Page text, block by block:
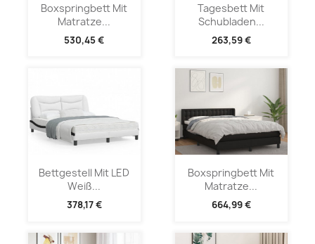
Boxspringbett Mit
Matratze...
530,45 €
Tagesbett Mit
Schubladen...
263,59 €
Bettgestell Mit LED
Weiß...
378,17 €
Boxspringbett Mit
Matratze...
664,99 €